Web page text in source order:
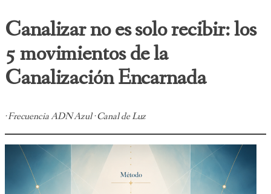
Canalizar no es solo recibir: los
5 movimientos de la
Canalización Encarnada
· Frecuencia ADN Azul · Canal de Luz